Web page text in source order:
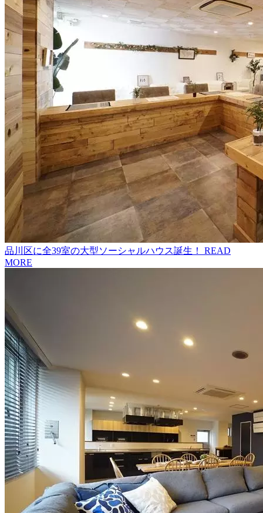
品川区に全39室の大型ソーシャルハウス誕生！
READ
MORE